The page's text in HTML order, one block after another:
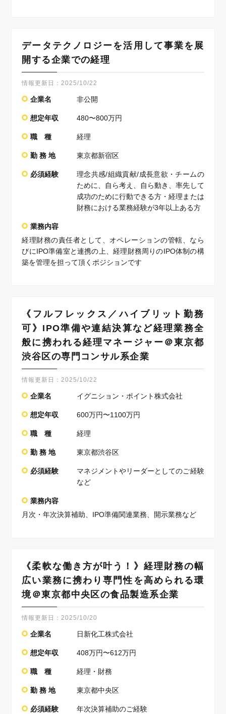
データテクノロジーを活用して事業を展
開する企業での経理
情報更新日：2025/10/22
企業名 非公開
想定年収 480〜800万円
職 種 経理
勤 務 地 東京都新宿区
必須経験
理念共感/組織貢献/成長意欲・チームの
ために、自ら考え、自ら動き、率先して
成功のために行動できる方・経理または
財務における業務経験が3年以上ある方
業務内容
経理財務の責任者として、オペレーションの管轄、なら
びにIPO準備室と連携の上、経理財務周りのIPO体制の構
築を管理を担って頂くポジションです
《フルフレックス／ハイブリット勤務
可》IPO準備や連結決算など経理業務全
般に携われる経理マネージャー＠東京都
渋谷区の専門コンサル系企業
情報更新日：2025/10/22
企業名 イグニション・ポイント株式会社
想定年収 600万円〜1100万円
職 種 経理
勤 務 地 東京都渋谷区
必須経験
マネジメントやリーダーとしてのご経験
など
業務内容
月次・年次決算補助、IPO準備関連業務、開示業務など
《柔軟な働き方が叶う！》経理財務の幅
広い業務に携わり専門性を高められる環
境＠東京都中央区の食品製造系企業
情報更新日：2025/10/20
企業名 日新化工株式会社
想定年収 408万円〜612万円
職 種 経理・財務
勤 務 地 東京都中央区
必須経験 年次決算補助のご経験